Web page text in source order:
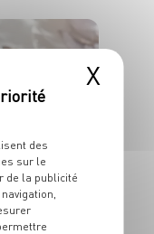
X
des
sur le
de la publicité